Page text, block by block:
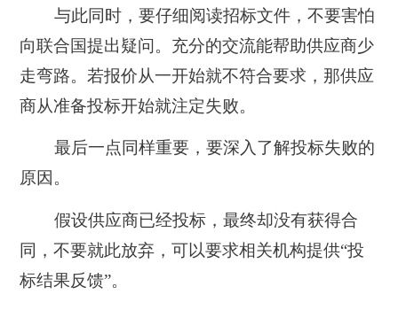
与此同时，要仔细阅读招标文件，不要害怕
向联合国提出疑问。充分的交流能帮助供应商少
走弯路。若报价从一开始就不符合要求，那供应
商从准备投标开始就注定失败。
最后一点同样重要，要深入了解投标失败的
原因。
假设供应商已经投标，最终却没有获得合
同，不要就此放弃，可以要求相关机构提供“投
标结果反馈”。